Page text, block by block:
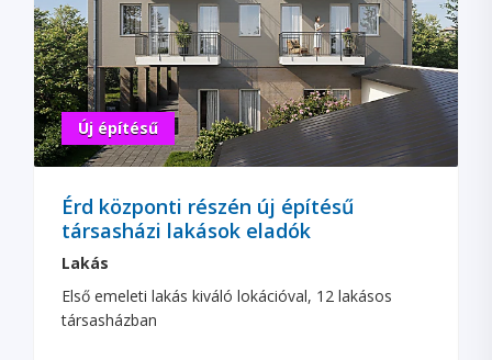
Új építésű
Érd központi részén új építésű
társasházi lakások eladók
Lakás
Első emeleti lakás kiváló lokációval, 12 lakásos
társasházban